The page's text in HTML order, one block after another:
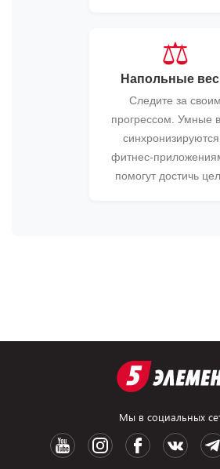
⚖️
Напольные
Следите за своим
прогрессом. Умные
фитнес-
помогут достичь
Мы в социальных